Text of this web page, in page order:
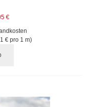
€
€ pro 1 m)